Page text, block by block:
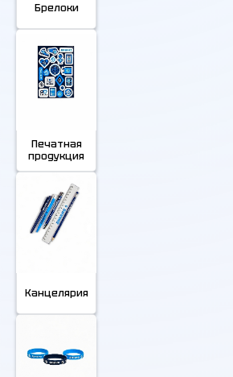
Брелоки
Печатная
продукция
Канцелярия